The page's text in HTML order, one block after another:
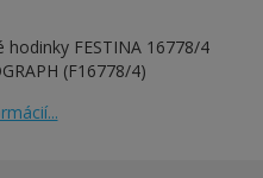
FESTINA 16778/4
(F16778/4)